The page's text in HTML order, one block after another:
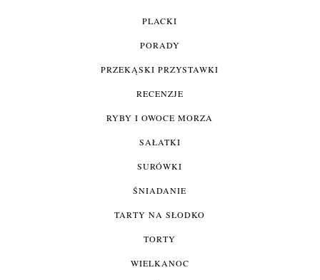
PLACKI
PORADY
PRZEKĄSKI PRZYSTAWKI
RECENZJE
RYBY I OWOCE MORZA
SAŁATKI
SURÓWKI
ŚNIADANIE
TARTY NA SŁODKO
TORTY
WIELKANOC